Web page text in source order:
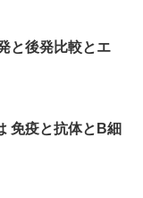
と後発比較とエ
免疫と抗体とB細